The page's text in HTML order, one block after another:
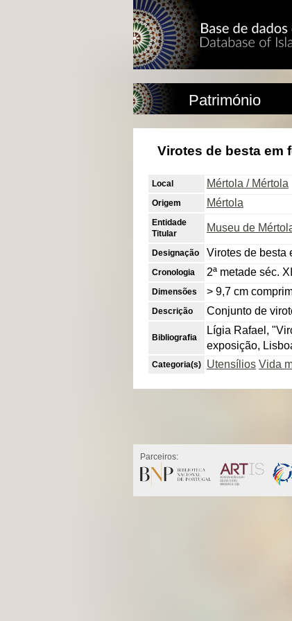
Património
Virotes de besta em
Local Mértola / Mértola
Origem Mértola
Entidade
Titular
Museu de
Designação Virotes de besta
Cronologia 2ª metade séc.
Dimensões > 9,7 cm
Descrição Conjunto de
Bibliografia
Lígia Rafael,
exposição,
Categoria(s) Utensílios Vida
Parceiros: